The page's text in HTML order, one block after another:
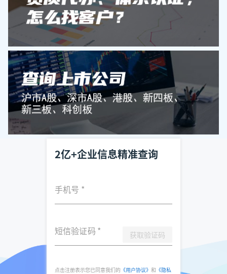
2亿+企业信息精准查询
手机号 *
短信验证码 * 获取验证码
点击注册表示您已同意我们的 《用户协议》 和 《隐私